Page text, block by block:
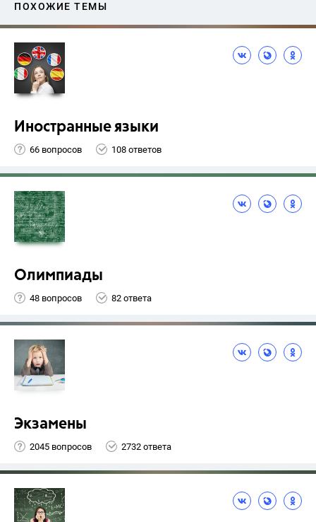
ПОХОЖИЕ ТЕМЫ
Иностранные языки
66 вопросов 108 ответов
Олимпиады
48 вопросов 82 ответа
Экзамены
2045 вопросов 2732 ответа